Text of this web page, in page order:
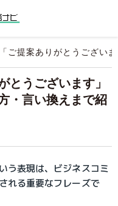
「ご提案ありがとうござい
とうございます」
・言い換えまで紹
う表現は、ビジネスコミ
れる重要なフレーズで